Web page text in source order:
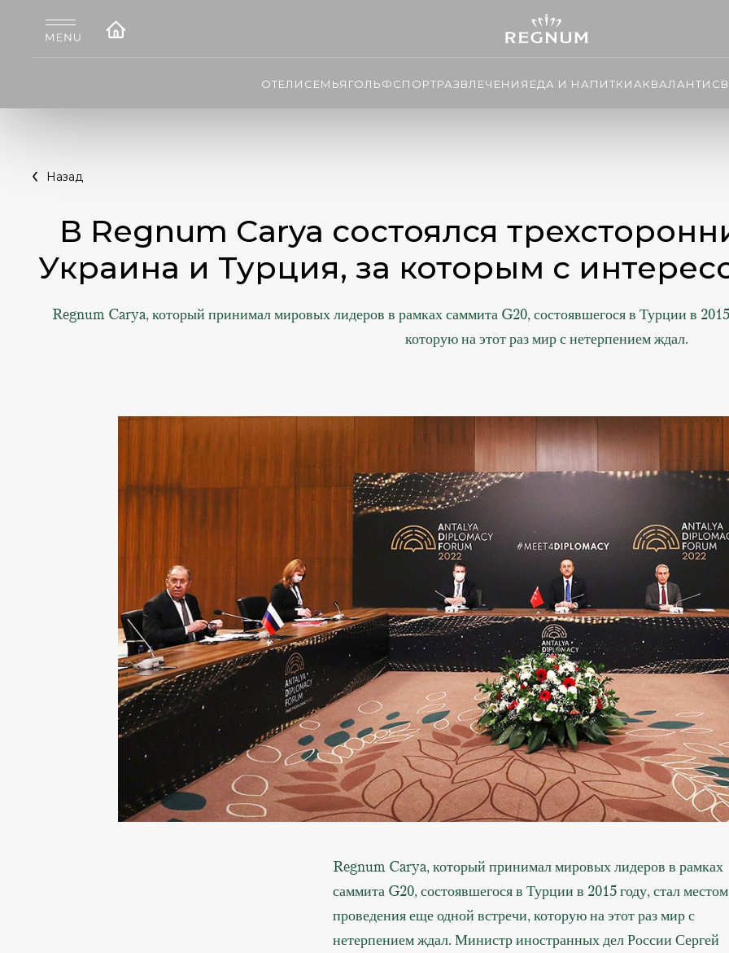
ОТЕЛИ СЕМЬЯ ГОЛЬФСПОРТРАЗВЛЕЧЕНИЯ ЕДА И НАПИТКИ АКВАЛАНТИС
Назад
В Regnum Carya состоялся
Украина и Турция, за которым с
Regnum Carya, который принимал мировых лидеров в рамках саммита G20, состоявшегося в Турции в
которую на этот раз мир с нетерпением ждал.
Regnum Carya, который принимал мировых лидеров в рамках
саммита G20, состоявшегося в Турции в 2015 году, стал местом
проведения еще одной встречи, которую на этот раз мир с
нетерпением ждал. Министр иностранных дел России Сергей